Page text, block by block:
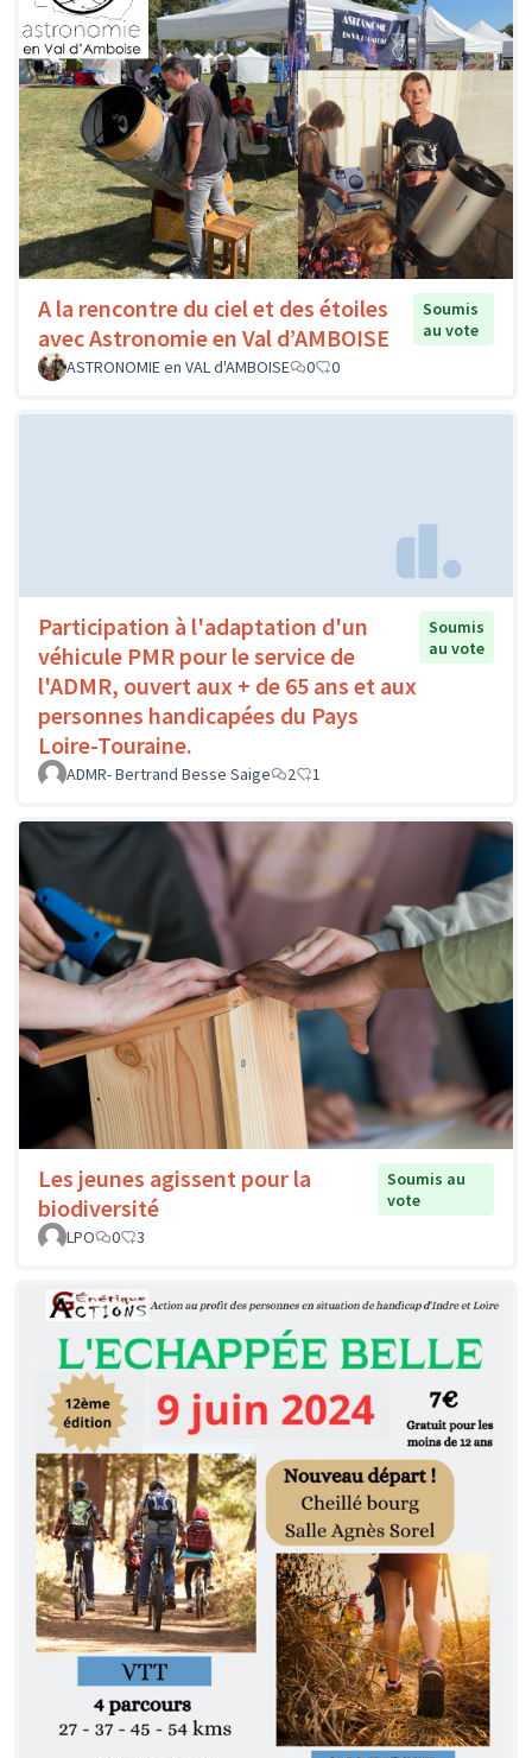
A la rencontre du ciel et des étoiles
avec Astronomie en Val d’AMBOISE
Soumis
au vote
ASTRONOMIE en VAL d'AMBOISE
0 0
Participation à l'adaptation d'un
véhicule PMR pour le service de
l'ADMR, ouvert aux + de 65 ans et aux
personnes handicapées du Pays
Loire-Touraine.
Soumis
au vote
ADMR- Bertrand Besse Saige 2 1
Les jeunes agissent pour la
biodiversité
Soumis au
vote
LPO
0 3